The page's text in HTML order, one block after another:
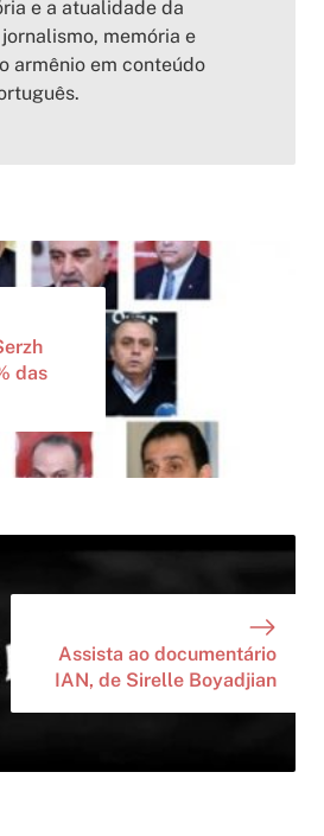
e a atualidade da
memória e
armênio em conteúdo
das
Assista ao documentário
IAN, de Sirelle Boyadjian